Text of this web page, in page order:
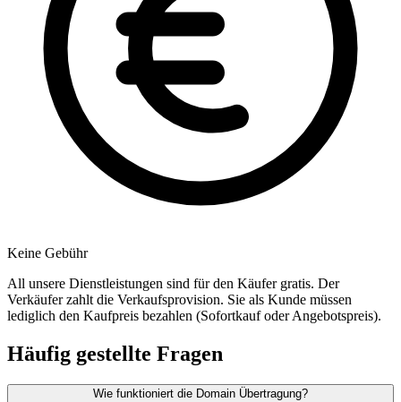
Keine Gebühr
All unsere Dienstleistungen sind für den Käufer gratis. Der
Verkäufer zahlt die Verkaufsprovision. Sie als Kunde müssen
lediglich den Kaufpreis bezahlen (Sofortkauf oder Angebotspreis).
Häufig gestellte Fragen
Wie funktioniert die Domain Übertragung?